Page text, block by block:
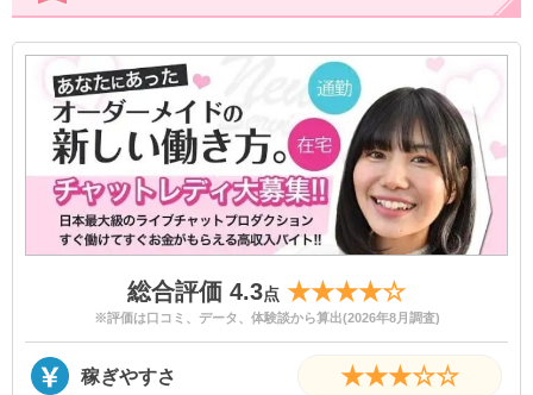
総合評価 4.3点 ★★★★☆
※評価は口コミ、データ、体験談から算出(2026年8月調査)
稼ぎやすさ ★★★☆☆